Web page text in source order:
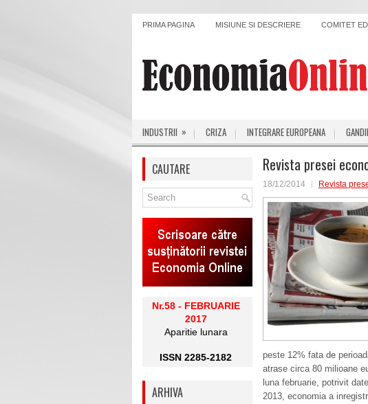
PRIMA PAGINA MISIUNE SI DESCRIERE COMITET
INDUSTRII » CRIZA INTEGRARE EUROPEANA
Revista presei
18/12/2014 Revista
peste 12% fata de
atrase circa 80 milioane
luna februarie, potrivit
2013, economia a
CAUTARE
Nr.58 - FEBRUARIE
2017
Aparitie lunara
ISSN 2285-2182
ARHIVA